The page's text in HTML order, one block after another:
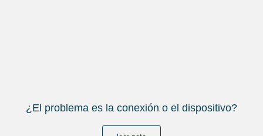
¿El problema es la conexión o el dispositivo?